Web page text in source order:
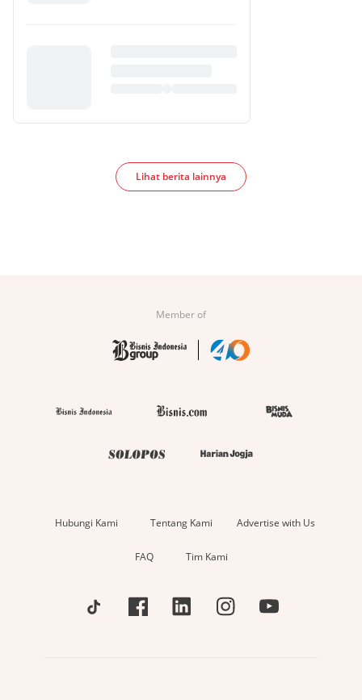
Lihat berita lainnya
Member of
Hubungi Kami Tentang Kami Advertise with Us
FAQ Tim Kami